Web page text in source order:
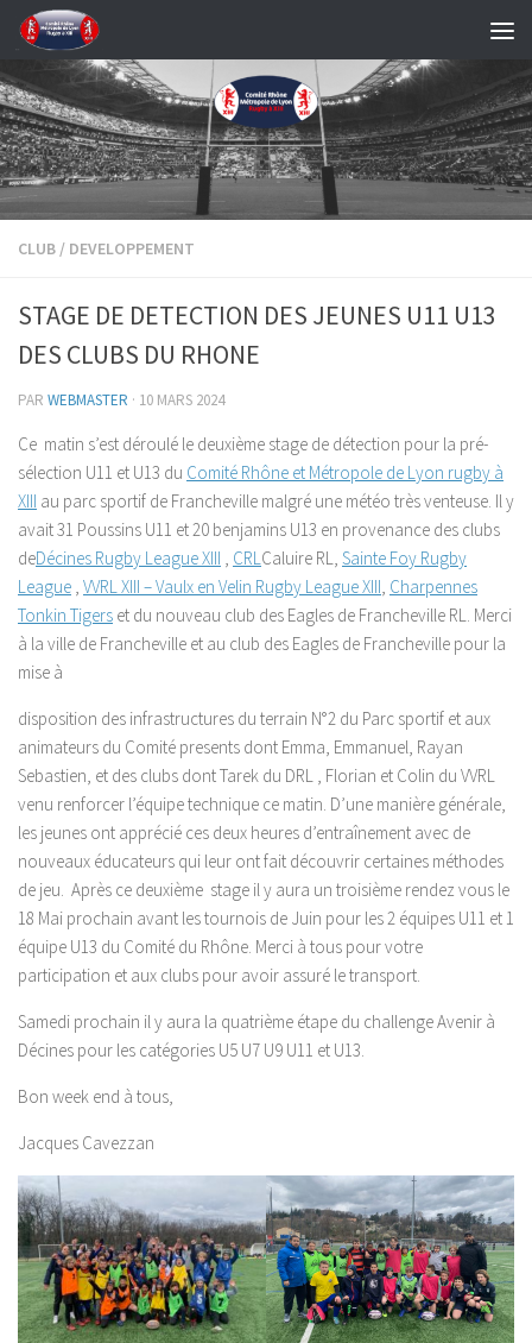
Skip to content
CLUB / DEVELOPPEMENT
STAGE DE DETECTION DES JEUNES U11 U13
DES CLUBS DU RHONE
PAR WEBMASTER · 10 MARS 2024
Ce matin s’est déroulé le deuxième stage de détection pour la pré-
sélection U11 et U13 du Comité Rhône et Métropole de Lyon rugby à
XIII au parc sportif de Francheville malgré une météo très venteuse. Il y
avait 31 Poussins U11 et 20 benjamins U13 en provenance des clubs
deDécines Rugby League XIII , CRLCaluire RL, Sainte Foy Rugby
League , VVRL XIII – Vaulx en Velin Rugby League XIII, Charpennes
Tonkin Tigers et du nouveau club des Eagles de Francheville RL. Merci
à la ville de Francheville et au club des Eagles de Francheville pour la
mise à
disposition des infrastructures du terrain N°2 du Parc sportif et aux
animateurs du Comité presents dont Emma, Emmanuel, Rayan
Sebastien, et des clubs dont Tarek du DRL , Florian et Colin du VVRL
venu renforcer l’équipe technique ce matin. D’une manière générale,
les jeunes ont apprécié ces deux heures d’entraînement avec de
nouveaux éducateurs qui leur ont fait découvrir certaines méthodes
de jeu. Après ce deuxième stage il y aura un troisième rendez vous le
18 Mai prochain avant les tournois de Juin pour les 2 équipes U11 et 1
équipe U13 du Comité du Rhône. Merci à tous pour votre
participation et aux clubs pour avoir assuré le transport.
Samedi prochain il y aura la quatrième étape du challenge Avenir à
Décines pour les catégories U5 U7 U9 U11 et U13.
Bon week end à tous,
Jacques Cavezzan